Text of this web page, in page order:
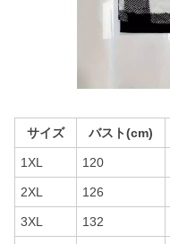
サイズ バスト(cm)
1XL 120
2XL 126
3XL 132